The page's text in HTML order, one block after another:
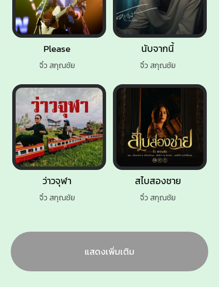
นับจากนี้
จิ๋ว สกุณชัย
ว่าวจุฬา
จิ๋ว สกุณชัย
สไบสองชาย
จิ๋ว สกุณชัย
Please
จิ๋ว สกุณชัย
แสดงเพิ่มเติม